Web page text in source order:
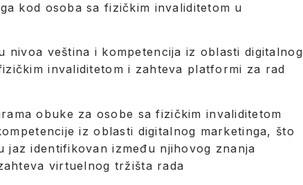
kod osoba sa fizičkim invaliditetom u
nivoa veština i kompetencija iz oblasti digitalnog
invaliditetom i zahteva platformi za rad
obuke za osobe sa fizičkim invaliditetom
iz oblasti digitalnog marketinga, što
jaz identifikovan između njihovog znanja
virtuelnog tržišta rada